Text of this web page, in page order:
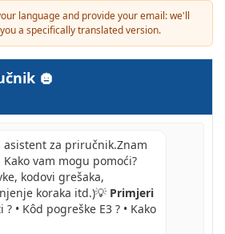
language and provide your email: we'll
a specifically translated version.
asistent za priručnik.Znam
Kako vam mogu pomoći?
kodovi grešaka,
koraka itd.)💡 Primjeri
• Kôd pogreške E3 ? • Kako